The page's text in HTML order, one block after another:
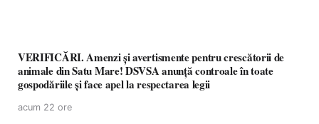
VERIFICĂRI. Amenzi și avertismente pentru crescătorii de
animale din Satu Mare! DSVSA anunță controale în toate
gospodăriile și face apel la respectarea legii
acum 22 ore